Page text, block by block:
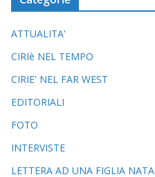
ATTUALITA'
CIRIè NEL TEMPO
CIRIE' NEL FAR WEST
EDITORIALI
FOTO
INTERVISTE
LETTERA AD UNA FIGLIA NATA